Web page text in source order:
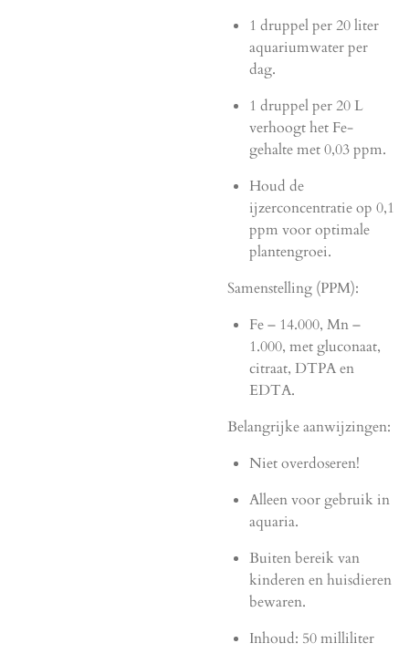
1 druppel per 20 liter
aquariumwater per
dag.
1 druppel per 20 L
verhoogt het Fe-
gehalte met 0,03 ppm.
Houd de
ijzerconcentratie op 0,1
ppm voor optimale
plantengroei.
Samenstelling (PPM):
Fe – 14.000, Mn –
1.000, met gluconaat,
citraat, DTPA en
EDTA.
Belangrijke aanwijzingen:
Niet overdoseren!
Alleen voor gebruik in
aquaria.
Buiten bereik van
kinderen en huisdieren
bewaren.
Inhoud: 50 milliliter